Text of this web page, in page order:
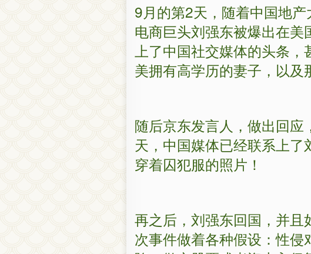
9月的第2天，随着中国地
电商巨头刘强东被爆出在
上了中国社交媒体的头条
美拥有高学历的妻子，以及
随后京东发言人，做出回
天，中国媒体已经联系上
穿着囚犯服的照片！
再之后，刘强东回国，并
次事件做着各种假设：性